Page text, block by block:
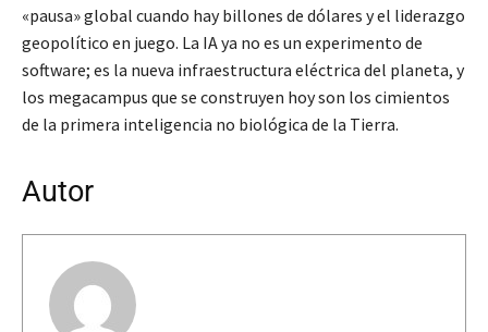
«pausa» global cuando hay billones de dólares y el liderazgo
geopolítico en juego. La IA ya no es un experimento de
software; es la nueva infraestructura eléctrica del planeta, y
los megacampus que se construyen hoy son los cimientos
de la primera inteligencia no biológica de la Tierra.
Autor